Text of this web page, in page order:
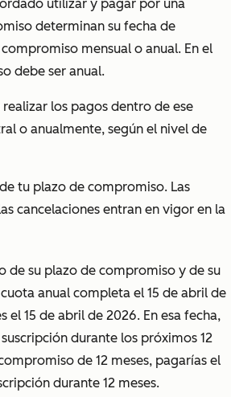
utilizar y pagar por una
determinan su fecha de
mensual o anual. En el
debe ser anual.
los pagos dentro de ese
o anualmente, según el nivel de
tu plazo de compromiso. Las
cancelaciones entran en vigor en la
de su plazo de compromiso y de su
anual completa el 15 de abril de
el 15 de abril de 2026. En esa fecha,
durante los próximos 12
de 12 meses, pagarías el
durante 12 meses.